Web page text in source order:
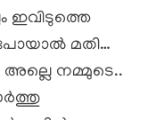
ഇവിടുത്തെ
മതി…
നമ്മുടെ..